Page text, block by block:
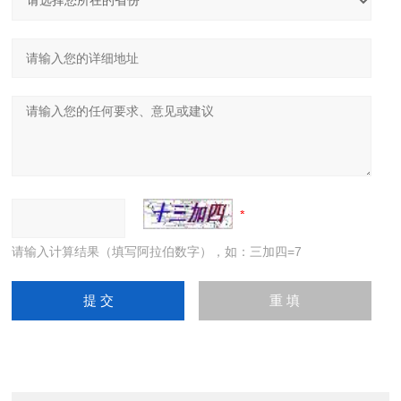
请输入计算结果（填写阿拉伯数字），如：三加四=7